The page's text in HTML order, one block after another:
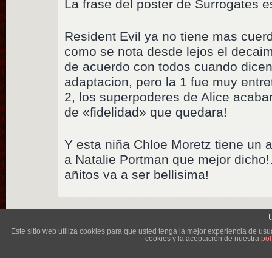
La frase del poster de Surrogates
Resident Evil ya no tiene mas
como se nota desde lejos el
de acuerdo con todos cuando
adaptacion, pero la 1 fue muy
2, los superpoderes de Alice
de «fidelidad» que quedara!
Y esta niña Chloe Moretz tiene un
a Natalie Portman que mejor
añitos va a ser bellisima!
Este sitio web utiliza cookies para que usted tenga la mejor experiencia de
cookies y la aceptación de nuestra